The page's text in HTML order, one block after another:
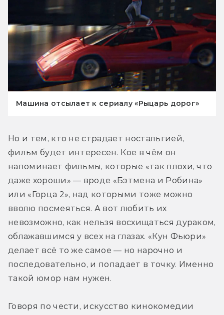
Машина отсылает к сериалу «Рыцарь дорог»
Но и тем, кто не страдает ностальгией,
фильм будет интересен. Кое в чём он
напоминает фильмы, которые «так плохи, что
даже хороши» — вроде «Бэтмена и Робина»
или «Горца 2», над которыми тоже можно
вволю посмеяться. А вот любить их
невозможно, как нельзя восхищаться дураком,
облажавшимся у всех на глазах. «Кун Фьюри»
делает всё то же самое — но нарочно и
последовательно, и попадает в точку. Именно
такой юмор нам нужен.
Говоря по чести, искусство кинокомедии